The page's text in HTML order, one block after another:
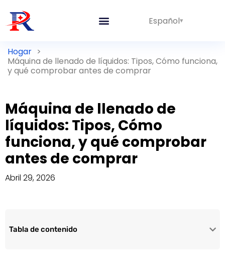
Español
Hogar >
Máquina de llenado de líquidos: Tipos, Cómo funciona,
y qué comprobar antes de comprar
Máquina de llenado de
líquidos: Tipos, Cómo
funciona, y qué comprobar
antes de comprar
Abril 29, 2026
Tabla de contenido